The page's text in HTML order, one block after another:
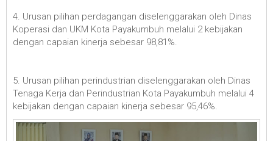
4. Urusan pilihan perdagangan diselenggarakan oleh Dinas
Koperasi dan UKM Kota Payakumbuh melalui 2 kebijakan
dengan capaian kinerja sebesar 98,81%.
5. Urusan pilihan perindustrian diselenggarakan oleh Dinas
Tenaga Kerja dan Perindustrian Kota Payakumbuh melalui 4
kebijakan dengan capaian kinerja sebesar 95,46%.